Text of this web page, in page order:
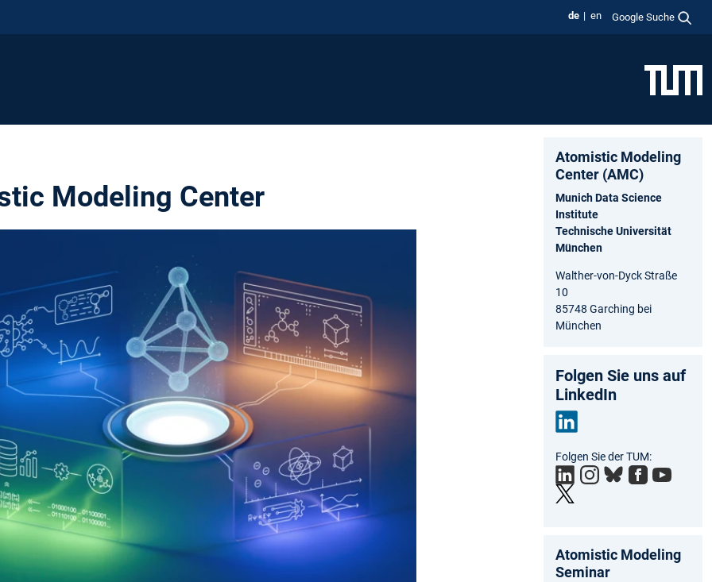
de en Google Suche
Modeling Center
Atomistic Modeling
Center (AMC)
Munich Data Science
Institute
Technische Universität
München
Walther-von-Dyck Straße
10
85748 Garching bei
München
Folgen Sie uns auf
LinkedIn
edIn
Folgen Sie der TUM:
Atomistic Modeling
Seminar